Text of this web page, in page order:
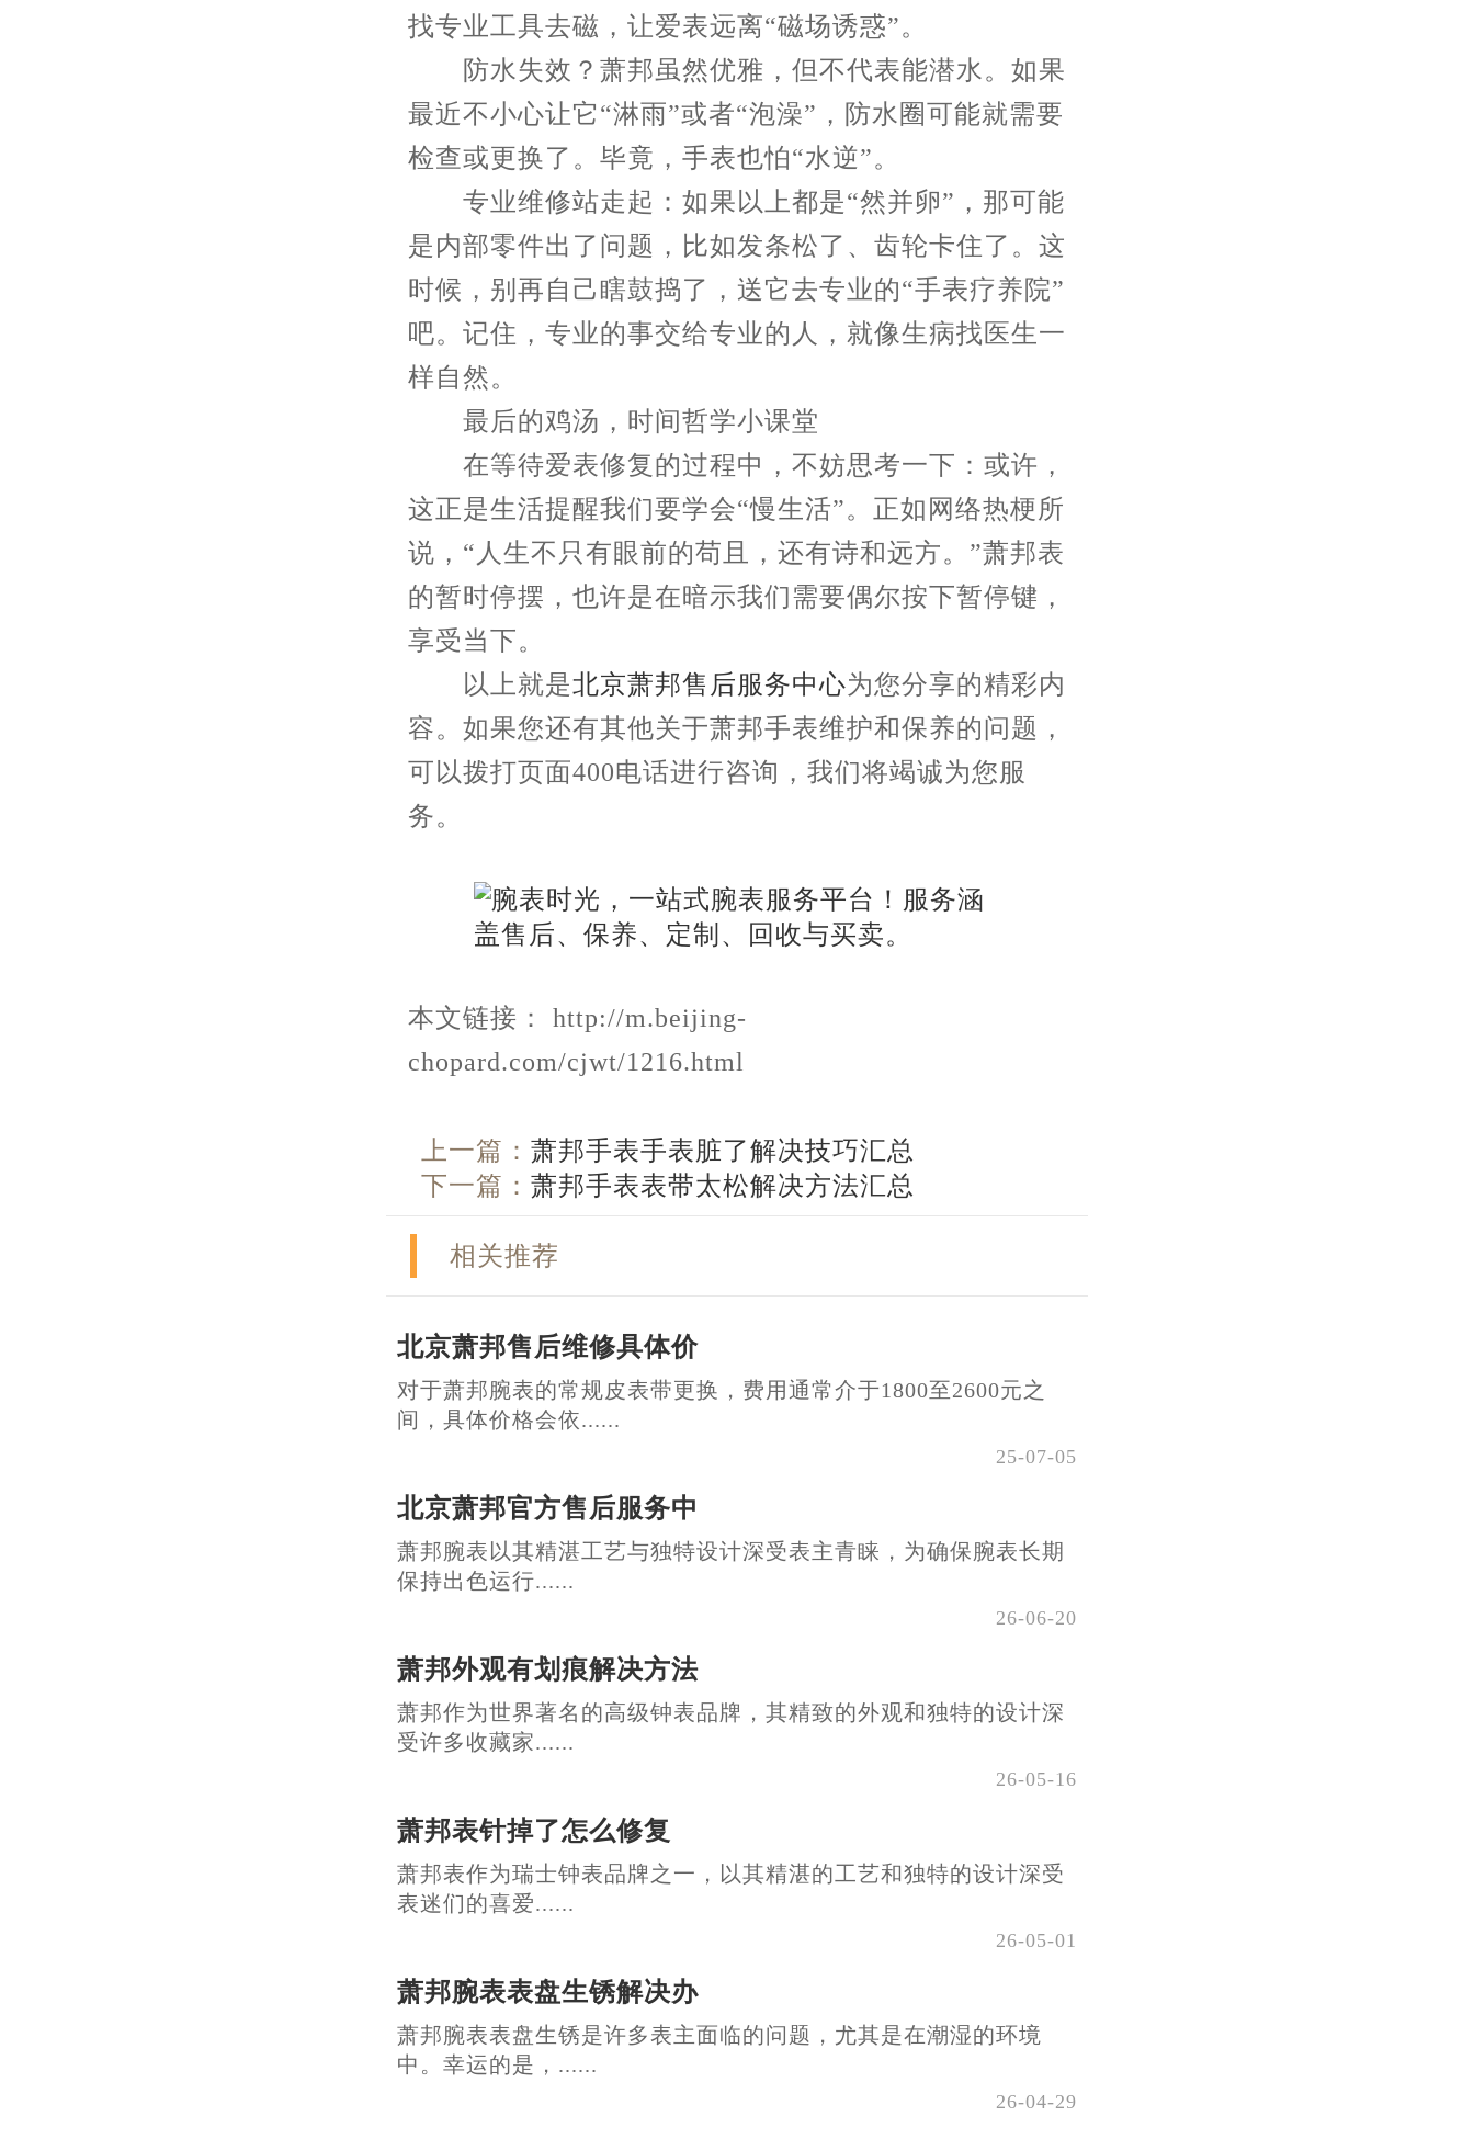
找专业工具去磁，让爱表远离“磁场诱惑”。
防水失效？萧邦虽然优雅，但不代表能潜水。如果
最近不小心让它“淋雨”或者“泡澡”，防水圈可能就需要
检查或更换了。毕竟，手表也怕“水逆”。
专业维修站走起：如果以上都是“然并卵”，那可能
是内部零件出了问题，比如发条松了、齿轮卡住了。这
时候，别再自己瞎鼓捣了，送它去专业的“手表疗养院”
吧。记住，专业的事交给专业的人，就像生病找医生一
样自然。
最后的鸡汤，时间哲学小课堂
在等待爱表修复的过程中，不妨思考一下：或许，
这正是生活提醒我们要学会“慢生活”。正如网络热梗所
说，“人生不只有眼前的苟且，还有诗和远方。”萧邦表
的暂时停摆，也许是在暗示我们需要偶尔按下暂停键，
享受当下。
以上就是北京萧邦售后服务中心为您分享的精彩内
容。如果您还有其他关于萧邦手表维护和保养的问题，
可以拨打页面400电话进行咨询，我们将竭诚为您服
务。
本文链接： http://m.beijing-
chopard.com/cjwt/1216.html
上一篇： 萧邦手表手表脏了解决技巧汇总
下一篇： 萧邦手表表带太松解决方法汇总
相关推荐
北京萧邦售后维修具体价
对于萧邦腕表的常规皮表带更换，费用通常介于1800至2600元之
间，具体价格会依......
25-07-05
北京萧邦官方售后服务中
萧邦腕表以其精湛工艺与独特设计深受表主青睐，为确保腕表长期
保持出色运行......
26-06-20
萧邦外观有划痕解决方法
萧邦作为世界著名的高级钟表品牌，其精致的外观和独特的设计深
受许多收藏家......
26-05-16
萧邦表针掉了怎么修复
萧邦表作为瑞士钟表品牌之一，以其精湛的工艺和独特的设计深受
表迷们的喜爱......
26-05-01
萧邦腕表表盘生锈解决办
萧邦腕表表盘生锈是许多表主面临的问题，尤其是在潮湿的环境
中。幸运的是，......
26-04-29